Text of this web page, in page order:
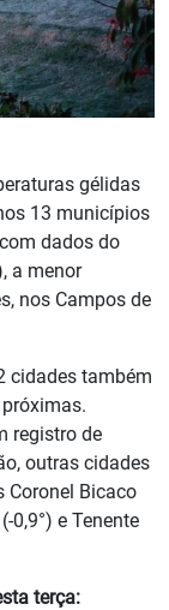
gélidas
13 municípios
dados do
a menor
nos Campos de
cidades também
registro de
outras cidades
Coronel Bicaco
0,9°) e Tenente
terça: